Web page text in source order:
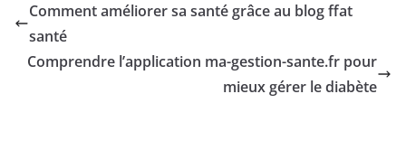
Comment améliorer sa santé grâce au blog ffat
santé
Comprendre l’application ma-gestion-sante.fr pour
mieux gérer le diabète